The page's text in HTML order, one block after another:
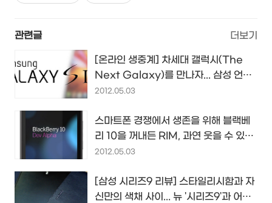
관련글 더보기
[온라인 생중계] 차세대 갤럭시(The
Next Galaxy)를 만나자... 삼성 언팩
라이브...
2012.05.03
스마트폰 경쟁에서 생존을 위해 블랙베
리 10을 꺼내든 RIM, 과연 웃을 수 있을
까?
2012.05.03
[삼성 시리즈9 리뷰] 스타일리시함과 자
신만의 색채 사이... 뉴 '시리즈9'과 어울